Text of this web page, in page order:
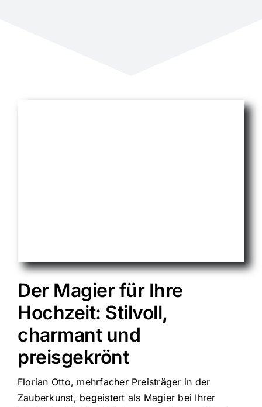
Der Magier für Ihre
Hochzeit: Stilvoll,
charmant und
preisgekrönt
Florian Otto, mehrfacher Preisträger in der
Zauberkunst, begeistert als Magier bei Ihrer